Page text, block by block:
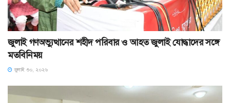
জুলাই গণঅভ্যুত্থানের শহীদ পরিবার ও আহত জুলাই যোদ্ধাদের সঙ্গে
মতবিনিময়
জুলাই ৩০, ২০২৬